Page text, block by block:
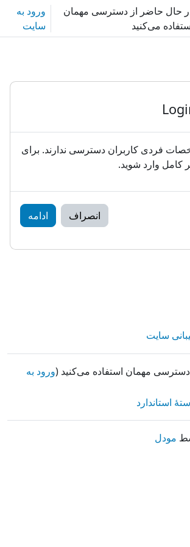
حال حاضر از دسترسی مهمان
می‌کنید
ورود به
سایت
فردی کاربران دسترسی ندارند. برای
کامل وارد شوید.
انصراف ادامه
سایت
مهمان استفاده می‌کنید (ورود به
استاندارد
مودل